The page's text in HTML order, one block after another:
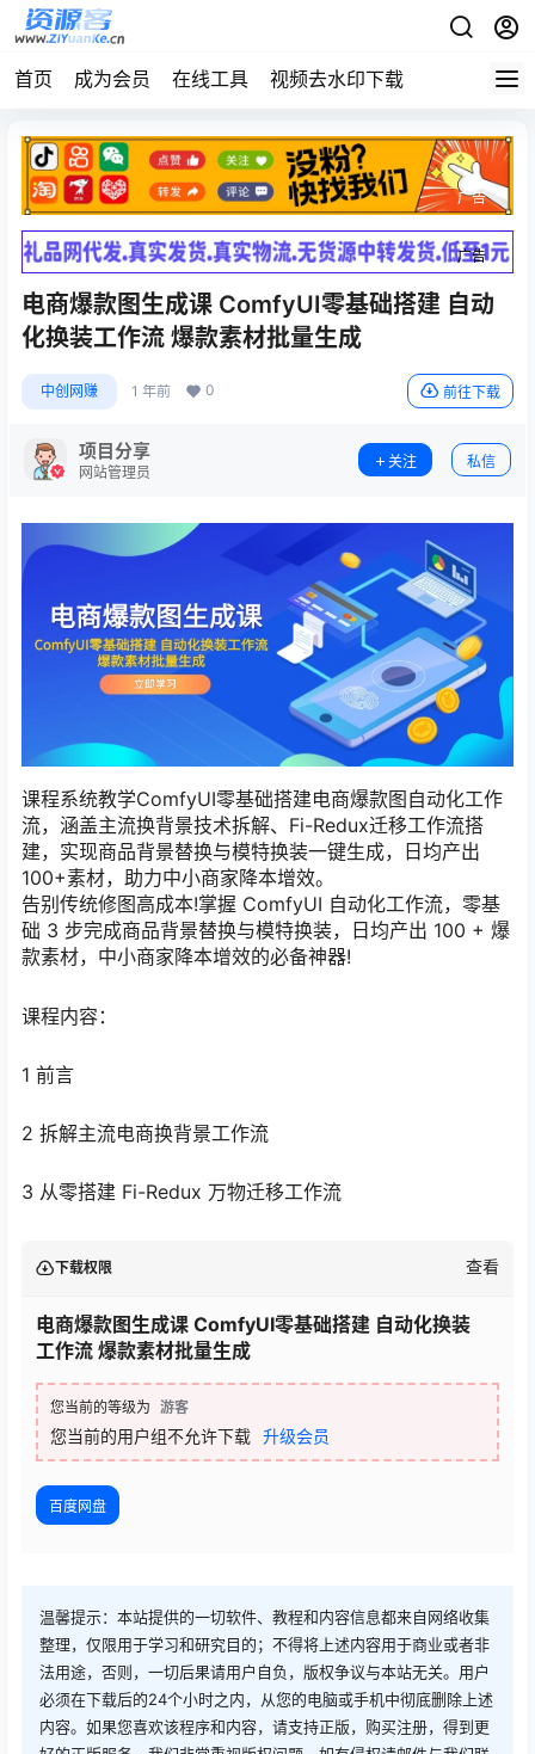
首页 成为会员 在线工具 视频去水印下载
广告
广告
电商爆款图生成课 ComfyUI零基础搭建 自动
化换装工作流 爆款素材批量生成
中创网赚 1 年前 0 前往下载
项目分享
网站管理员
关注 私信
课程系统教学ComfyUI零基础搭建电商爆款图自动化工作
流，涵盖主流换背景技术拆解、Fi-Redux迁移工作流搭
建，实现商品背景替换与模特换装一键生成，日均产出
100+素材，助力中小商家降本增效。
告别传统修图高成本!掌握 ComfyUI 自动化工作流，零基
础 3 步完成商品背景替换与模特换装，日均产出 100 + 爆
款素材，中小商家降本增效的必备神器!
课程内容：
1 前言
2 拆解主流电商换背景工作流
3 从零搭建 Fi-Redux 万物迁移工作流
下载权限 查看
电商爆款图生成课 ComfyUI零基础搭建 自动化换装
工作流 爆款素材批量生成
您当前的等级为 游客
您当前的用户组不允许下载 升级会员
百度网盘
温馨提示：本站提供的一切软件、教程和内容信息都来自网络收集
整理，仅限用于学习和研究目的；不得将上述内容用于商业或者非
法用途，否则，一切后果请用户自负，版权争议与本站无关。用户
必须在下载后的24个小时之内，从您的电脑或手机中彻底删除上述
内容。如果您喜欢该程序和内容，请支持正版，购买注册，得到更